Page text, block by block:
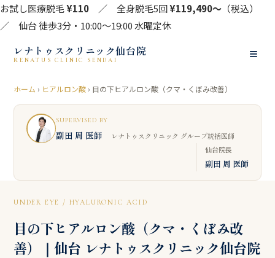
お試し医療脱毛¥110 ／ 全身脱毛5回¥119,490〜 （税込）
／ 仙台 徒歩3分・10:00〜19:00 水曜定休
レナトゥスクリニック仙台院
RENATUS CLINIC SENDAI ≡
ホーム › ヒアルロン酸 › 目の下ヒアルロン酸（クマ・くぼみ改善）
SUPERVISED BY
副田 周 医師
レナトゥスクリニック グループ統括医師
仙台院長
副田 周 医師
UNDER EYE / HYALURONIC ACID
目の下ヒアルロン酸（クマ・くぼみ改
善）｜仙台 レナトゥスクリニック仙台院